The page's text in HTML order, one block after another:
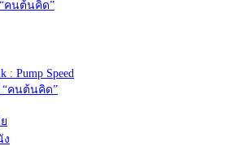
คนต้นคิด”
: Pump Speed
คนต้นคิด”
ง